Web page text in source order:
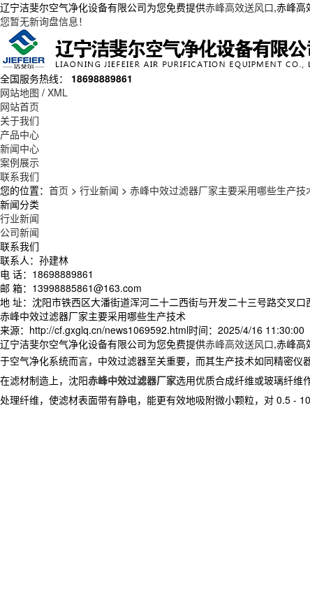
辽宁洁斐尔空气净化设备有限公司为您免费提供赤峰高效送风口,赤峰高
您暂无新询盘信息！
全国服务热线： 18698889861
网站地图 / XML
网站首页
关于我们
产品中心
新闻中心
案例展示
联系我们
您的位置： 首页 > 行业新闻 > 赤峰中效过滤器厂家主要采用哪些生产技
新闻分类
行业新闻
公司新闻
联系我们
联系人：孙建林
电 话：18698889861
邮 箱：13998885861@163.com
地 址：沈阳市铁西区大潘街道浑河二十二西街与开发二十三号路交叉口
赤峰中效过滤器厂家主要采用哪些生产技术
来源：http://cf.gxglq.cn/news1069592.html时间：2025/4/16 11:30:00
辽宁洁斐尔空气净化设备有限公司为您免费提供赤峰高效送风口,赤峰高
于空气净化系统而言，中效过滤器至关重要，而其生产技术如同精密
在滤材制造上， 沈阳赤峰中效过滤器厂家选用优质合成纤维或玻璃纤维
处理纤维，使滤材表面带有静电，能更有效地吸附微小颗粒，对 0.5 -